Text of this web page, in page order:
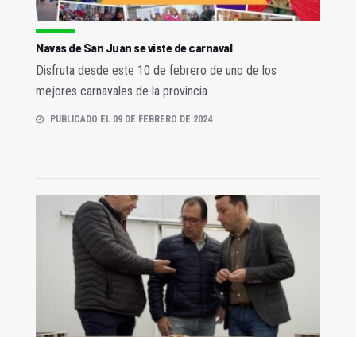
Navas de San Juan se viste de carnaval
Disfruta desde este 10 de febrero de uno de los
mejores carnavales de la provincia
PUBLICADO EL 09 DE FEBRERO DE 2024